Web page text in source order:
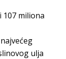
107 miliona
ulja